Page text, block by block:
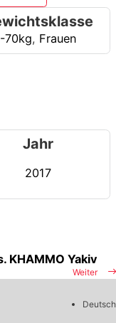
-70kg, Frauen
Jahr
2017
Weiter
KHAMMO Yakiv
Deutsch